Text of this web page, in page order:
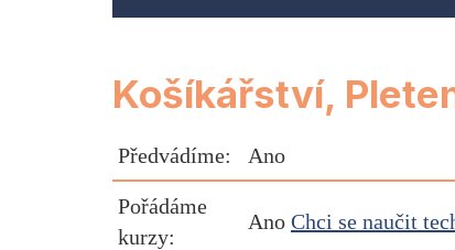
Košíkářství,
Předvádíme: Ano
Pořádáme
kurzy:
Ano Chci se naučit